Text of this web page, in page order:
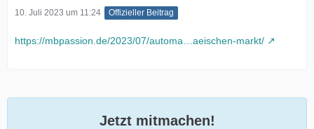
10. Juli 2023 um 11:24 Offizieller Beitrag
https://mbpassion.de/2023/07/automa…aeischen-markt/
Jetzt mitmachen!